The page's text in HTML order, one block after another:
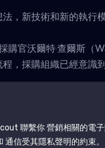
，新技術和新的執行
官沃爾特·查爾斯（
，採購組織已經意識
聯繫你 營銷相關的電
通信受其隱私聲明的約束。